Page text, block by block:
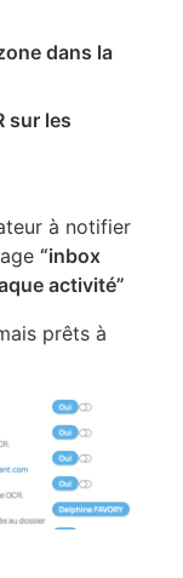
dans la
sur les
à notifier
“inbox
activité”
prêts à